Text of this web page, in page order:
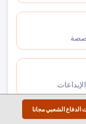
الدفاع الشعبي مجانا